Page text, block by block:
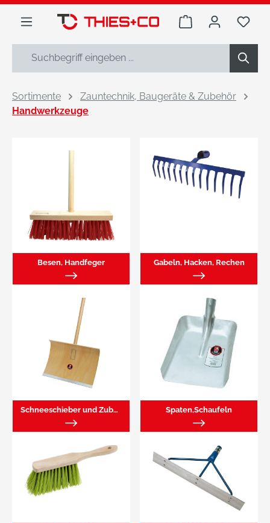
springen
Warenkorb Du
Sortimente
Zauntechnik, Baugeräte & Zubehör
Handwerkzeuge
Besen, Handfeger Gabeln, Hacken, Rechen
Schneeschieber und Zubehör Spaten,Schaufeln